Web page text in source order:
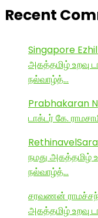
Recent
Singapore
அகத்தமிழ் உறவு
நல்வாழ்த்…
Prabhakaran N
டாக்டர் கே.
நமது அகத்தமிழ்
நல்வாழ்த்…
சரவணன்
அகத்தமிழ் உறவு